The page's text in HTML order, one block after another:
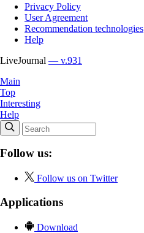
Privacy Policy
User Agreement
Recommendation technologies
Help
LiveJournal — v.931
Main
Top
Interesting
Help
Follow us:
Follow us on Twitter
Applications
Download